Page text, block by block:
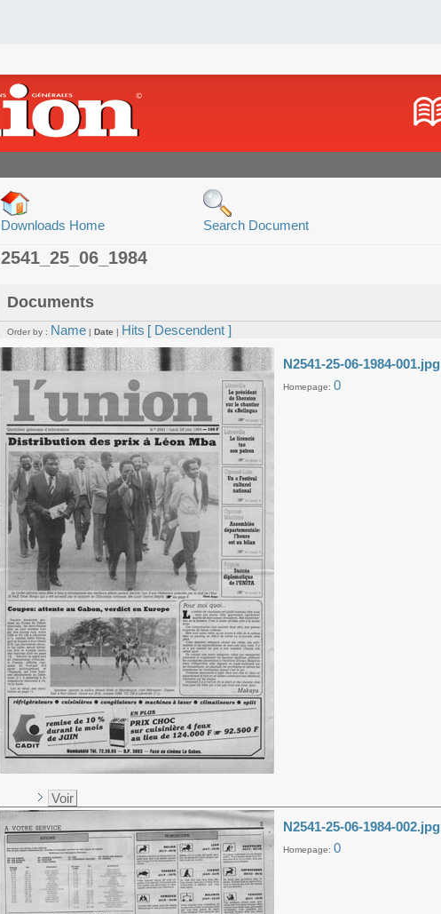
Downloads Home Search Document
2541_25_06_1984
Documents
Order by : Name | Date | Hits [ Descendent ]
N2541-25-06-1984-001.jpg
Homepage: 0
Voir
N2541-25-06-1984-002.jpg
Homepage: 0